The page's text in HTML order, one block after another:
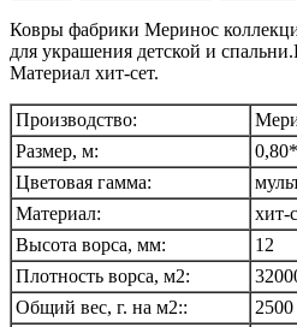
Ковры фабрики Меринос
для украшения детской и
Материал хит-сет.
Производство:
Размер, м:
Цветовая гамма:
Материал:
хит-
Высота ворса, мм:
12
Плотность ворса, м2:
Общий вес, г. на м2::
2500